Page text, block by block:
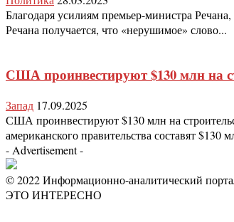
Благодаря усилиям премьер-министра
Речана получается, что «нерушимое» слово...
США проинвестируют $130 млн на
Запад 17.09.2025
США проинвестируют $130 млн на
американского правительства составят $130
- Advertisement -
© 2022 Информационно-аналитический
ЭТО ИНТЕРЕСНО